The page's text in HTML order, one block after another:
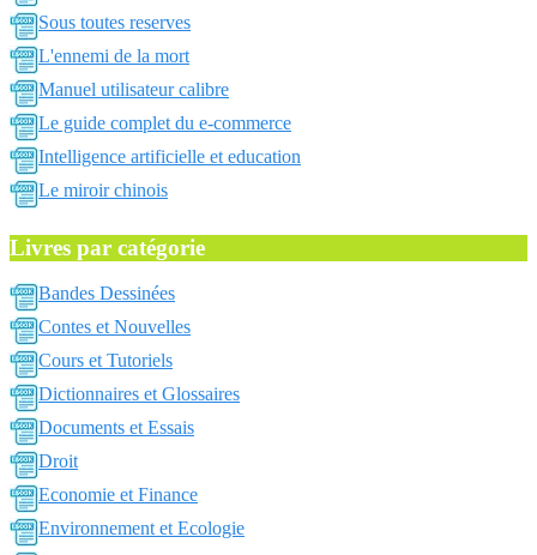
Sous toutes reserves
L'ennemi de la mort
Manuel utilisateur calibre
Le guide complet du e-commerce
Intelligence artificielle et education
Le miroir chinois
Livres par catégorie
Bandes Dessinées
Contes et Nouvelles
Cours et Tutoriels
Dictionnaires et Glossaires
Documents et Essais
Droit
Economie et Finance
Environnement et Ecologie